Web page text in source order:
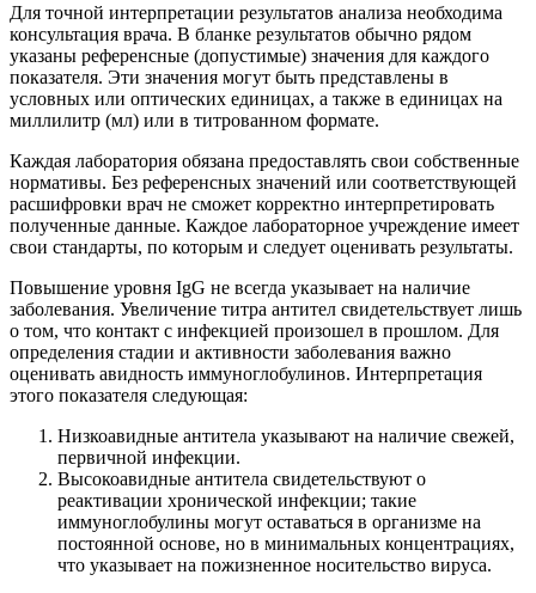
Для точной интерпретации результатов анализа необходима
консультация врача. В бланке результатов обычно рядом
указаны референсные (допустимые) значения для каждого
показателя. Эти значения могут быть представлены в
условных или оптических единицах, а также в единицах на
миллилитр (мл) или в титрованном формате.
Каждая лаборатория обязана предоставлять свои собственные
нормативы. Без референсных значений или соответствующей
расшифровки врач не сможет корректно интерпретировать
полученные данные. Каждое лабораторное учреждение имеет
свои стандарты, по которым и следует оценивать результаты.
Повышение уровня IgG не всегда указывает на наличие
заболевания. Увеличение титра антител свидетельствует лишь
о том, что контакт с инфекцией произошел в прошлом. Для
определения стадии и активности заболевания важно
оценивать авидность иммуноглобулинов. Интерпретация
этого показателя следующая:
Низкоавидные антитела указывают на наличие свежей,
первичной инфекции.
Высокоавидные антитела свидетельствуют о
реактивации хронической инфекции; такие
иммуноглобулины могут оставаться в организме на
постоянной основе, но в минимальных концентрациях,
что указывает на пожизненное носительство вируса.